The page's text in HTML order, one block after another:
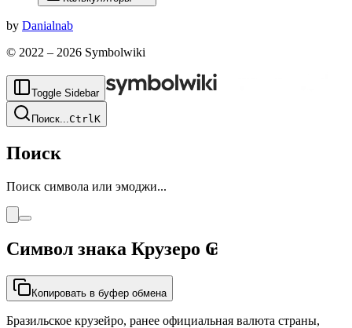
by Danialnab
© 2022 – 2026 Symbolwiki
Toggle Sidebar
Поиск...CtrlK
Поиск
Поиск символа или эмоджи...
Символ знака Крузеро ₢
Копировать в буфер обмена
Бразильское крузейро, ранее официальная валюта страны,